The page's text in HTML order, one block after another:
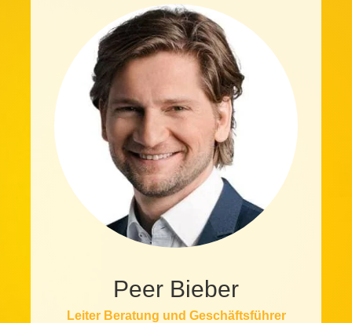
Peer Bieber
Leiter Beratung und Geschäftsführer